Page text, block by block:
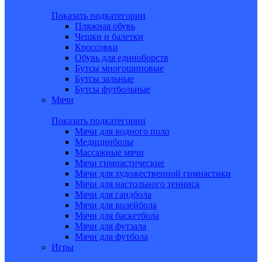
Показать подкатегории
Пляжная обувь
Чешки и балетки
Кроссовки
Обувь для единоборств
Бутсы многошиповые
Бутсы зальные
Бутсы футбольные
Мячи
Показать подкатегории
Мячи для водного поло
Медицинболы
Массажные мячи
Мячи гимнастические
Мячи для художественной гимнастики
Мячи для настольного тенниса
Мячи для гандбола
Мячи для волейбола
Мячи для баскетбола
Мячи для футзала
Мячи для футбола
Игры